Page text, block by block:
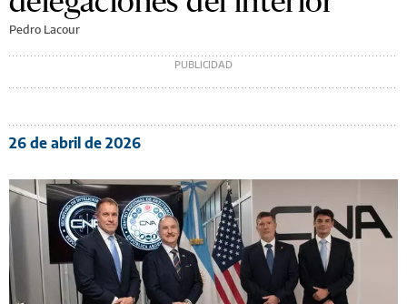
Pedro Lacour
26 de abril de 2026